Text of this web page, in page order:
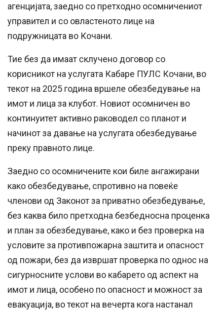
агенцијата, заедно со претходно осомничениот
управител и со овластеното лице на
подружницата во Кочани.
Тие без да имаат склучено договор со
корисникот на услугата Кабаре ПУЛС Кочани, во
текот на 2025 година вршеле обезбедување на
имот и лица за клубот. Новиот осомничен во
континуитет активно раководел со планот и
начинот за давање на услугата обезбедување
преку правното лице.
Заедно со осомничените кои биле ангажирани
како обезбедување, спротивно на повеќе
членови од Законот за приватно обезбедување,
без каква било претходна безбедносна проценка
и план за обезбедување, како и без проверка на
условите за противпожарна заштита и опасност
од пожари, без да извршат проверка по однос на
сигурносните услови во кабарето од аспект на
имот и лица, особено по опасност и можност за
евакуација, во текот на вечерта кога настанал